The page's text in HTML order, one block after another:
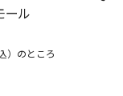
ール
）のところ